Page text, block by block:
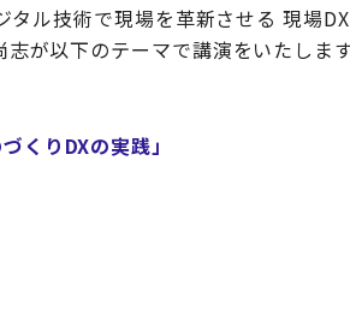
ル技術で現場を革新させる 現場
が以下のテーマで講演をいたします
くりDXの実践」